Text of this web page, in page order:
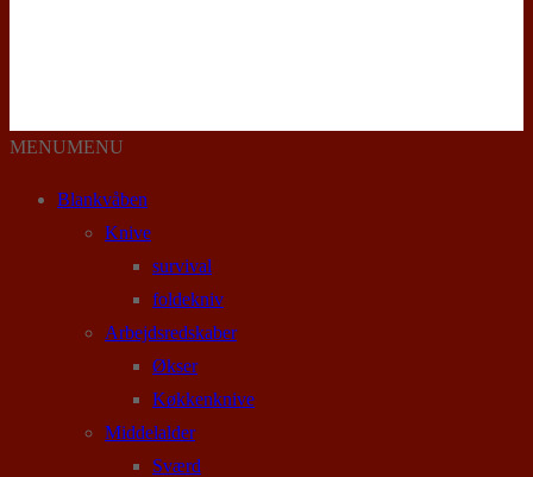
MENUMENU
Blankvåben
Knive
survival
foldekniv
Arbejdsredskaber
Økser
Køkkenknive
Middelalder
Sværd